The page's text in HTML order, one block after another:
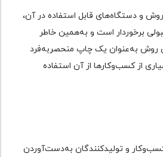
و دستگاه‌های قابل استفاده در آن،
برخوردار است و به‌همین خاطر
روش به‌عنوان یک چاپ منحصر‌به‌فرد
از کسب‌و‌کارها از آن استفاده
و تولیدکنندگان به‌دست‌آوردن